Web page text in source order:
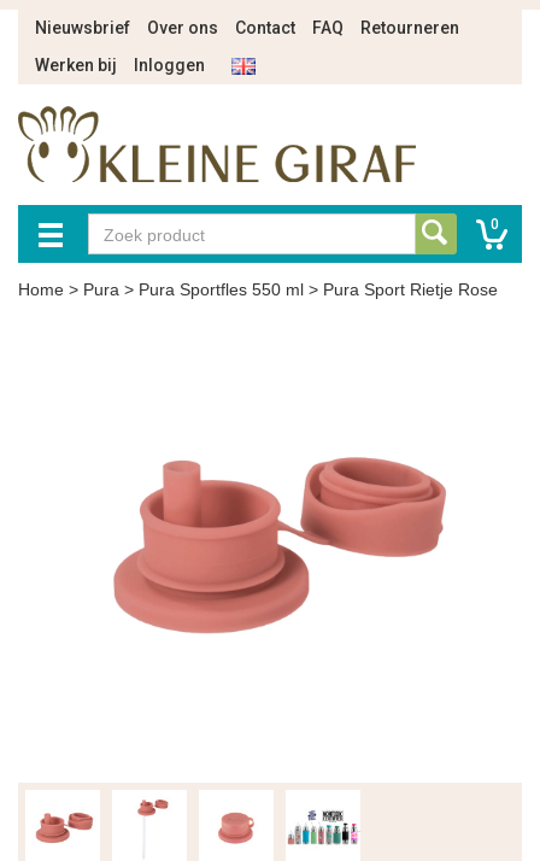
Nieuwsbrief Over ons Contact FAQ
Retourneren
Werken bij
Inloggen
0
Home > Pura > Pura Sportfles 550 ml > Pura Sport Rietje Rose